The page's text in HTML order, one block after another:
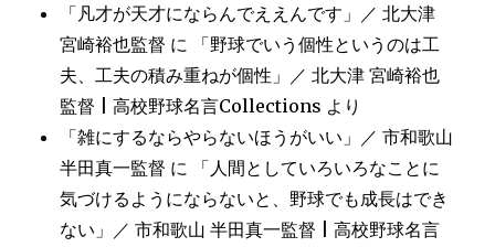
「凡才が天才にならんでええんです」／ 北大津
宮崎裕也監督 に
「野球でいう個性というのは工
夫、工夫の積み重ねが個性」／ 北大津 宮崎裕也
監督 | 高校野球名言Collections より
「雑にするならやらないほうがいい」／ 市和歌山
半田真一監督 に
「人間としていろいろなことに
気づけるようにならないと、野球でも成長はでき
ない」／ 市和歌山 半田真一監督 | 高校野球名言